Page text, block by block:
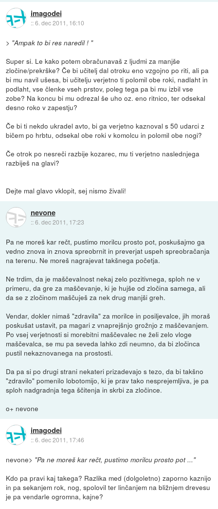
imagodei
::6. dec 2011, 16:10
> "Ampak to bi res naredil ! "
Super si. Le kako potem obračunavaš z ljudmi za manjše
zločine/prekrške? Če bi učitelj dal otroku eno vzgojno po riti, ali pa
bi mu navil ušesa, bi učitelju verjetno ti polomil obe roki, nadlaht in
podlaht, vse členke vseh prstov, poleg tega pa bi mu izbil vse
zobe? Na koncu bi mu odrezal še uho oz. eno ritnico, ter odsekal
desno roko v zapestju?
Če bi ti nekdo ukradel avto, bi ga verjetno kaznoval s 50 udarci z
bičem po hrbtu, odsekal obe roki v komolcu in polomil obe nogi?
Če otrok po nesreči razbije kozarec, mu ti verjetno naslednjega
razbiješ na glavi?
Dejte mal glavo vklopit, sej nismo živali!
nevone
::6. dec 2011, 17:23
Pa ne moreš kar rečt, pustimo morilcu prosto pot, poskušajmo ga
vedno znova in znova spreobrnit in preverjat uspeh spreobračanja
na terenu. Ne moreš nagrajevat takšnega početja.
Ne trdim, da je maščevalnost nekaj zelo pozitivnega, sploh ne v
primeru, da gre za maščevanje, ki je hujše od zločina samega, ali
da se z zločinom maščuješ za nek drug manjši greh.
Vendar, dokler nimaš "zdravila" za morilce in posiljevalce, jih moraš
poskušat ustavit, pa magari z vnaprejšnjo grožnjo z maščevanjem.
Po vsej verjetnosti si morebitni maščevalec ne želi zelo vloge
maščevalca, se mu pa seveda lahko zdi neumno, da bi zločinca
pustil nekaznovanega na prostosti.
Da pa si po drugi strani nekateri prizadevajo s tezo, da bi takšno
"zdravilo" pomenilo lobotomijo, ki je prav tako nesprejemljiva, je pa
sploh nadgradnja tega ščitenja in skrbi za zločince.
o+ nevone
imagodei
::6. dec 2011, 17:46
nevone> "Pa ne moreš kar rečt, pustimo morilcu prosto pot ..."
Kdo pa pravi kaj takega? Razlika med (dolgoletno) zaporno kaznijo
in pa sekanjem rok, nog, spolovil ter linčanjem na bližnjem drevesu
je pa vendarle ogromna, kajne?